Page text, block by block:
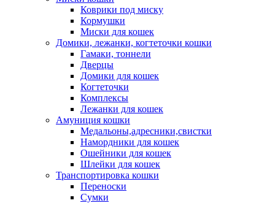
Коврики под миску
Кормушки
Миски для кошек
Домики, лежанки, когтеточки кошки
Гамаки, тоннели
Дверцы
Домики для кошек
Когтеточки
Комплексы
Лежанки для кошек
Амуниция кошки
Медальоны,адресники,свистки
Намордники для кошек
Ошейники для кошек
Шлейки для кошек
Транспортировка кошки
Переноски
Сумки